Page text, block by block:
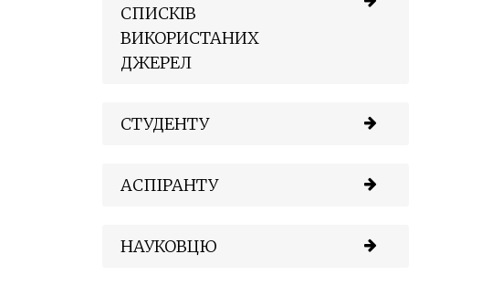
СПИСКІВ
ВИКОРИСТАНИХ
ДЖЕРЕЛ
СТУДЕНТУ
АСПІРАНТУ
НАУКОВЦЮ